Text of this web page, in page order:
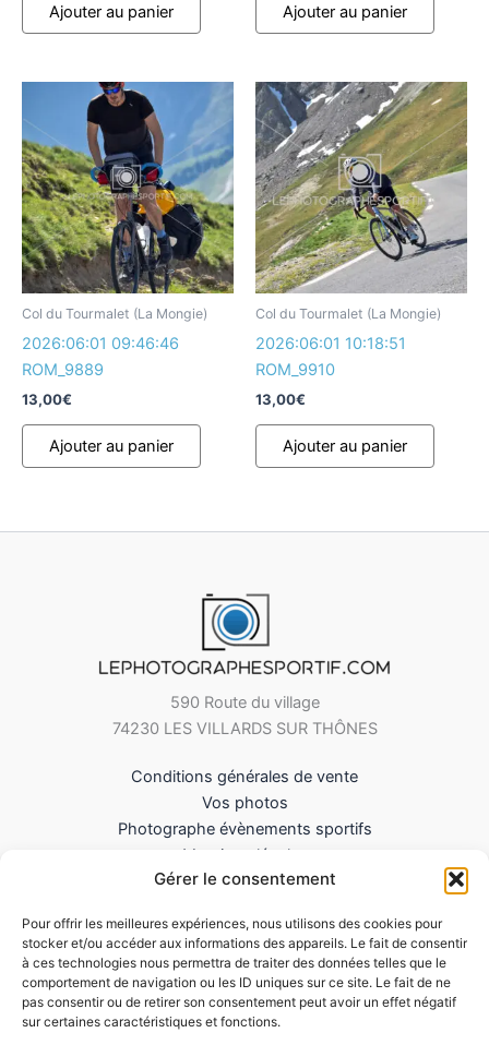
Gérer le consentement
Pour offrir les meilleures expériences, nous utilisons des cookies pour
stocker et/ou accéder aux informations des appareils. Le fait de consentir
à ces technologies nous permettra de traiter des données telles que le
comportement de navigation ou les ID uniques sur ce site. Le fait de ne
pas consentir ou de retirer son consentement peut avoir un effet négatif
sur certaines caractéristiques et fonctions.
Ajouter au panier Ajouter au panier
Col du Tourmalet (La Mongie)
2026:06:01 09:46:46
ROM_9889
13,00€
Ajouter au panier
Col du Tourmalet (La Mongie)
2026:06:01 10:18:51
ROM_9910
13,00€
Ajouter au panier
590 Route du village
74230 LES VILLARDS SUR THÔNES
Conditions générales de vente
Vos photos
Photographe évènements sportifs
Mentions légales
Mes Téléchargements
Politique de cookies (UE)